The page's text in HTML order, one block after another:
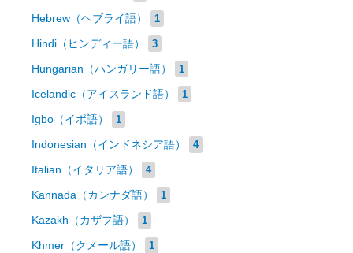
Hebrew（ヘブライ語） 1
Hindi（ヒンディー語） 3
Hungarian（ハンガリー語） 1
Icelandic（アイスランド語） 1
Igbo（イボ語） 1
Indonesian（インドネシア語） 4
Italian（イタリア語） 4
Kannada（カンナダ語） 1
Kazakh（カザフ語） 1
Khmer（クメール語） 1